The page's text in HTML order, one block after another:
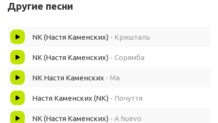
Другие песни
NK (Настя Каменских) - Кришталь
NK (Настя Каменских) - Сорямба
NK Настя Каменских - Ма
Настя Каменских (NK) - Почуття
NK (Настя Каменских) - A huevo